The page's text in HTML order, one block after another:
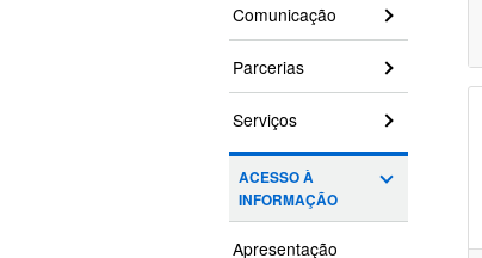
Comunicação
Parcerias
Serviços
ACESSO À
INFORMAÇÃO
Apresentação